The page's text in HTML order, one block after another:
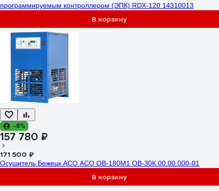
программируемым контроллером (ЭПК) RDX-120 14310013
В корзину
-8%
157 780 ₽
171 500 ₽
Осушитель Бежецк АСО АСО ОВ-180М1 ОВ-30К.00.00.000-01
В корзину